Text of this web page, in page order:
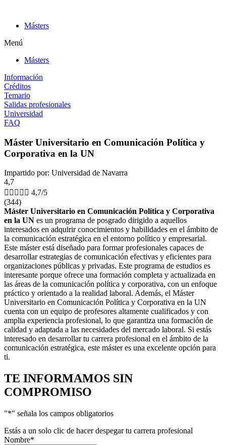
contenidoMásters
Menú
Másters
Información
Créditos
Temario
Salidas profesionales
Universidad
FAQ
Máster Universitario en Comunicación Política y
Corporativa en la UN
Impartido por: Universidad de Navarra
4,7
     4,7/5
(344)
Máster Universitario en Comunicación Política y Corporativa
en la UN es un programa de posgrado dirigido a aquellos
interesados en adquirir conocimientos y habilidades en el ámbito de
la comunicación estratégica en el entorno político y empresarial.
Este máster está diseñado para formar profesionales capaces de
desarrollar estrategias de comunicación efectivas y eficientes para
organizaciones públicas y privadas. Este programa de estudios es
interesante porque ofrece una formación completa y actualizada en
las áreas de la comunicación política y corporativa, con un enfoque
práctico y orientado a la realidad laboral. Además, el Máster
Universitario en Comunicación Política y Corporativa en la UN
cuenta con un equipo de profesores altamente cualificados y con
amplia experiencia profesional, lo que garantiza una formación de
calidad y adaptada a las necesidades del mercado laboral. Si estás
interesado en desarrollar tu carrera profesional en el ámbito de la
comunicación estratégica, este máster es una excelente opción para
ti.
TE INFORMAMOS SIN
COMPROMISO
"*" señala los campos obligatorios
Estás a un solo clic de hacer despegar tu carrera profesional
Nombre*